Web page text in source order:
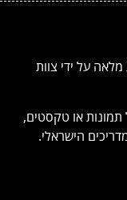
על ידי צוות
או טקסטים,
הישראלי.